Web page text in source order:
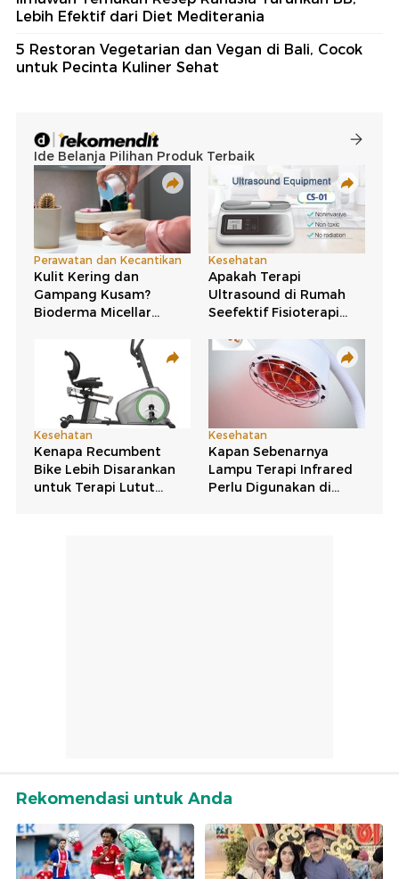
Lebih Efektif dari Diet Mediterania
5 Restoran Vegetarian dan Vegan di Bali, Cocok
untuk Pecinta Kuliner Sehat
Rekomendasi untuk Anda